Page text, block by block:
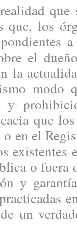
que
que, los
el
la
modo
y
que
en el
o fuera
y
un